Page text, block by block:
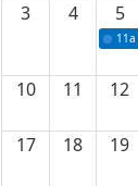
3 4 5
11a
10 11 12
17 18 19